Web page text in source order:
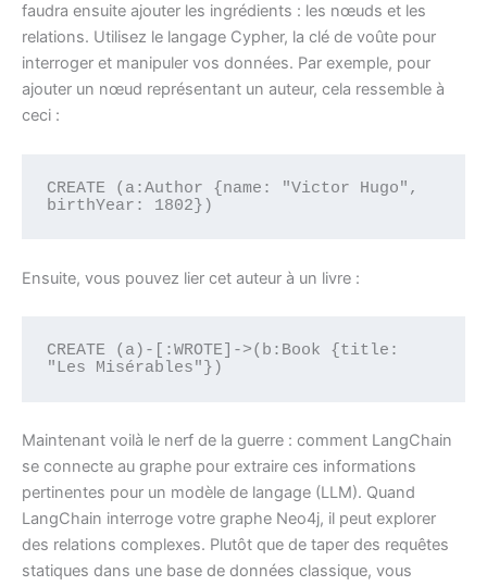
faudra ensuite ajouter les ingrédients : les nœuds et les
relations. Utilisez le langage Cypher, la clé de voûte pour
interroger et manipuler vos données. Par exemple, pour
ajouter un nœud représentant un auteur, cela ressemble à
ceci :
CREATE (a:Author {name: "Victor Hugo",
birthYear: 1802})
Ensuite, vous pouvez lier cet auteur à un livre :
CREATE (a)-[:WROTE]->(b:Book {title:
"Les Misérables"})
Maintenant voilà le nerf de la guerre : comment LangChain
se connecte au graphe pour extraire ces informations
pertinentes pour un modèle de langage (LLM). Quand
LangChain interroge votre graphe Neo4j, il peut explorer
des relations complexes. Plutôt que de taper des requêtes
statiques dans une base de données classique, vous